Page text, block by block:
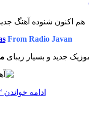
هم اکنون شنوده آهنگ
From Radio Javan
جدید و بسیار زیبای
ادامه خواندن